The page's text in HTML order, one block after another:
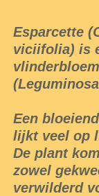
Esparcette
viciifolia) is
Een
lijkt veel op
De plant
zowel
verwilderd